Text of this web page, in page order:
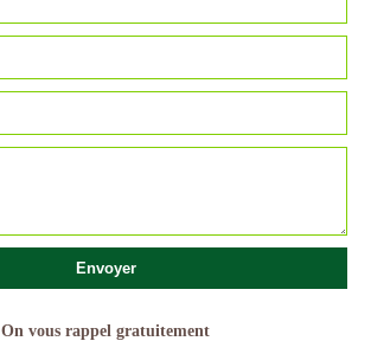
On vous rappel gratuitement